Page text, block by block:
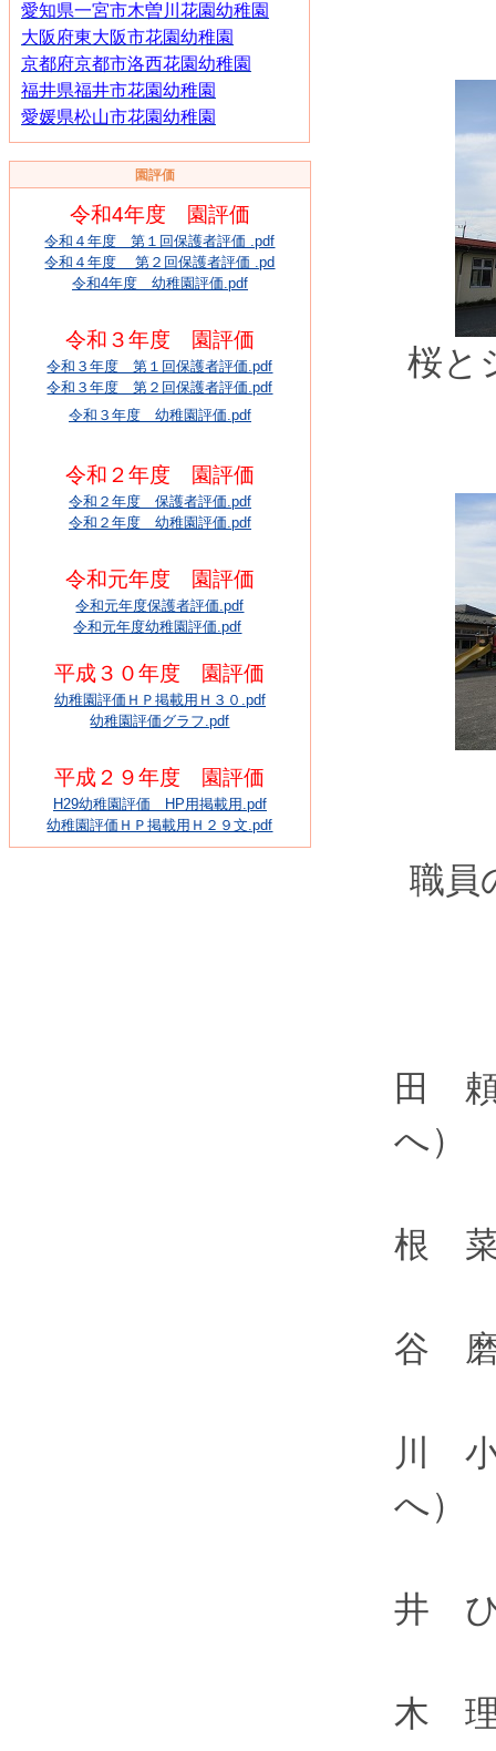
愛知県一宮市木曽川花園幼稚園
大阪府東大阪市花園幼稚園
京都府京都市洛西花園幼稚園
福井県福井市花園幼稚園
愛媛県松山市花園幼稚園
園評価
令和4年度 園評価
令和４年度 第１回保護者評価 .pdf
令和４年度 第２回保護者評価 .pd
令和4年度 幼稚園評価.pdf
令和３年度 園評価
令和３年度 第１回保護者評価.pdf
令和３年度 第２回保護者評価.pdf
令和３年度 幼稚園評価.pdf
令和２年度 園評価
令和２年度 保護者評価.pdf
令和２年度 幼稚園評価.pdf
令和元年度 園評価
令和元年度保護者評価.pdf
令和元年度幼稚園評価.pdf
平成３０年度 園評価
幼稚園評価ＨＰ掲載用Ｈ３０.pdf
幼稚園評価グラフ.pdf
平成２９年度 園評価
H29幼稚園評価 HP用掲載用.pdf
幼稚園評価ＨＰ掲載用Ｈ２９文.pdf
桜と
職員
田 頼
へ
根 菜
谷 磨
川 小
へ）
井 ひ
木 理